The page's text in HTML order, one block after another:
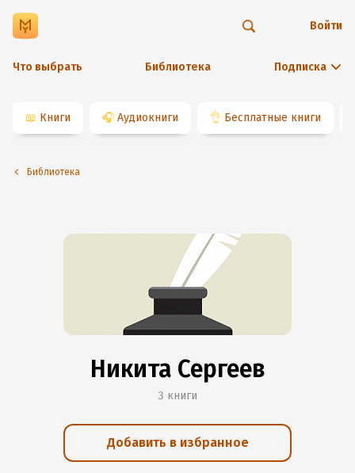
Что выбрать Библиотека Подписка
Войти
📖 Книги 🎧 Аудиокниги 👌 Бесплатные книги
Библиотека
Никита Сергеев
3 книги
Добавить в избранное